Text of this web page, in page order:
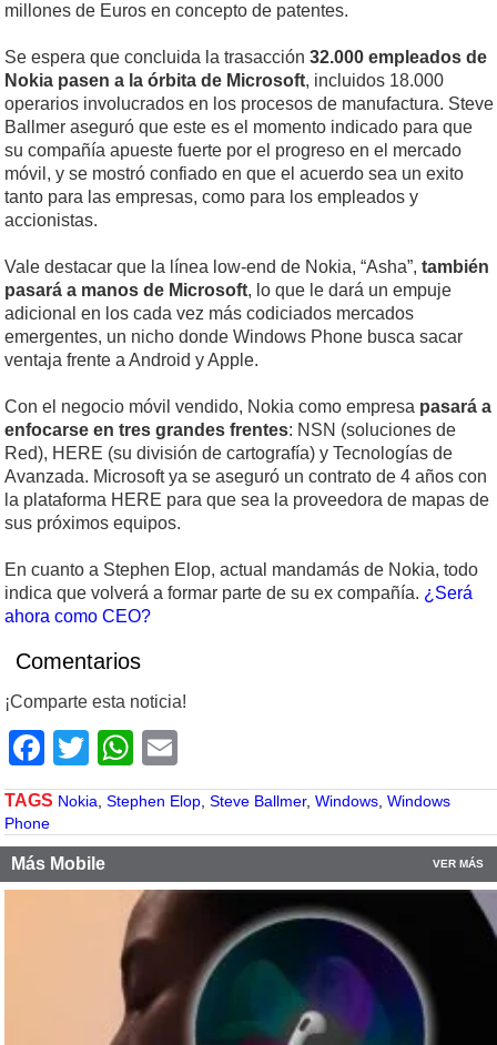
millones de Euros en concepto de patentes.
Se espera que concluida la trasacción 32.000 empleados de
Nokia pasen a la órbita de Microsoft, incluidos 18.000
operarios involucrados en los procesos de manufactura. Steve
Ballmer aseguró que este es el momento indicado para que
su compañía apueste fuerte por el progreso en el mercado
móvil, y se mostró confiado en que el acuerdo sea un exito
tanto para las empresas, como para los empleados y
accionistas.
Vale destacar que la línea low-end de Nokia, “Asha”, también
pasará a manos de Microsoft, lo que le dará un empuje
adicional en los cada vez más codiciados mercados
emergentes, un nicho donde Windows Phone busca sacar
ventaja frente a Android y Apple.
Con el negocio móvil vendido, Nokia como empresa pasará a
enfocarse en tres grandes frentes: NSN (soluciones de
Red), HERE (su división de cartografía) y Tecnologías de
Avanzada. Microsoft ya se aseguró un contrato de 4 años con
la plataforma HERE para que sea la proveedora de mapas de
sus próximos equipos.
En cuanto a Stephen Elop, actual mandamás de Nokia, todo
indica que volverá a formar parte de su ex compañía. ¿Será
ahora como CEO?
Comentarios
¡Comparte esta noticia!
Facebook
TwitterWhatsApp
TAGS Nokia Stephen Elop Steve Ballmer, Windows Windows
Phone
Más Mobile VER MÁS